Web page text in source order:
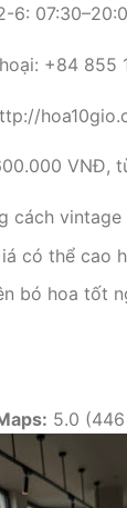
6:
+84 855
VNĐ,
cách
có thể cao
bó hoa tốt
5.0